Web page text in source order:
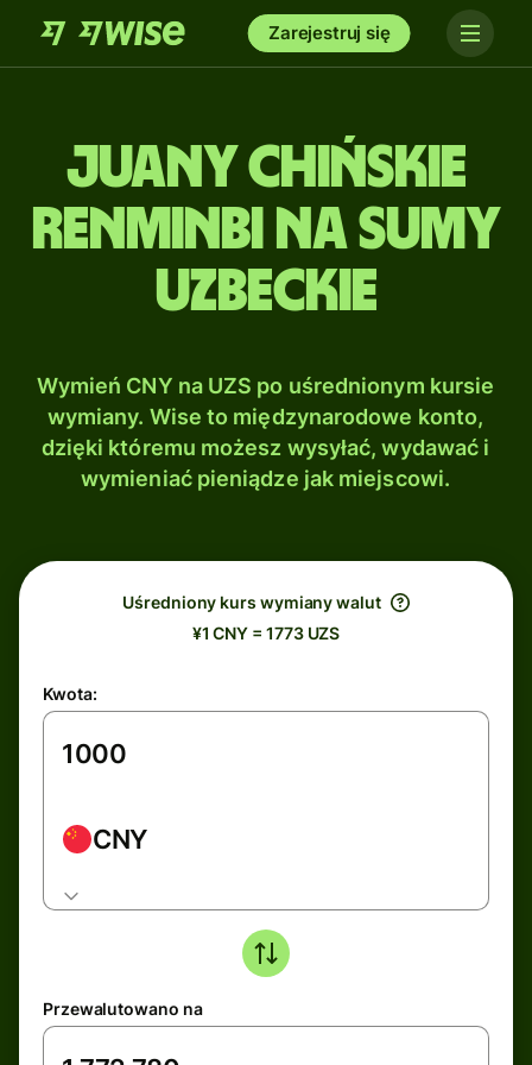
Zarejestruj się
Juany chińskie
renminbi na Sumy
uzbeckie
Wymień CNY na UZS po uśrednionym kursie
wymiany. Wise to międzynarodowe konto,
dzięki któremu możesz wysyłać, wydawać i
wymieniać pieniądze jak miejscowi.
Uśredniony kurs wymiany walut
¥1 CNY = 1773 UZS
Kwota:
CNY
Przewalutowano na